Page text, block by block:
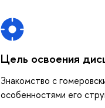
Цель освоения
Знакомство с
особенностями его